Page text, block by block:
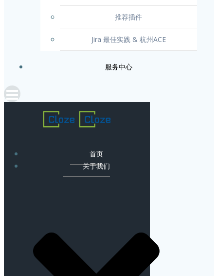
推荐插件
Jira 最佳实践 & 杭州ACE
服务中心
首页
关于我们